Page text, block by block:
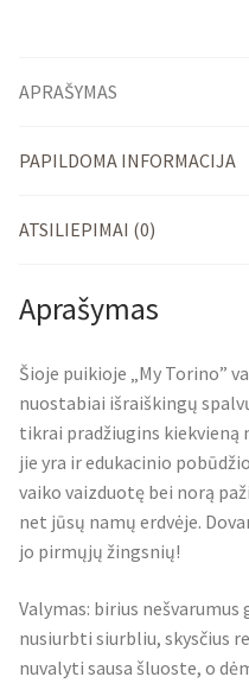
APRAŠYMAS
PAPILDOMA INFORMACIJA
ATSILIEPIMAI (0)
Aprašymas
Šioje puikioje „My Torino”
nuostabiai išraiškingų
tikrai pradžiugins kiekvieną
jie yra ir edukacinio
vaiko vaizduotę bei norą
net jūsų namų erdvėje.
jo pirmųjų žingsnių!
Valymas: birius
nusiurbti siurbliu, skysčius
nuvalyti sausa šluoste, o